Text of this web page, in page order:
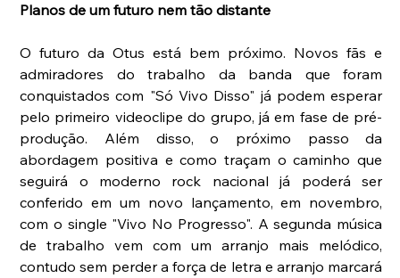
Planos de um futuro nem tão distante
O futuro da Otus está bem próximo. Novos fãs e
admiradores do trabalho da banda que foram
conquistados com "Só Vivo Disso" já podem esperar
pelo primeiro videoclipe do grupo, já em fase de pré-
produção. Além disso, o próximo passo da
abordagem positiva e como traçam o caminho que
seguirá o moderno rock nacional já poderá ser
conferido em um novo lançamento, em novembro,
com o single "Vivo No Progresso". A segunda música
de trabalho vem com um arranjo mais melódico,
contudo sem perder a força de letra e arranjo marcará